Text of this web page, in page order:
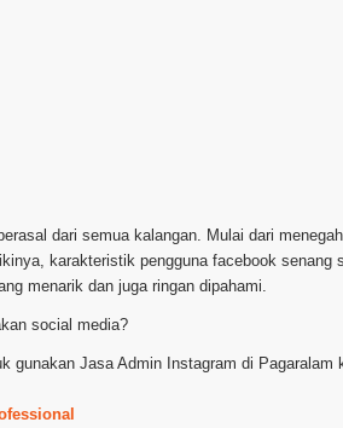
dari semua kalangan. Mulai dari
karakteristik pengguna facebook
menarik dan juga ringan dipahami.
social media?
gunakan Jasa Admin Instagram di Pagaralam